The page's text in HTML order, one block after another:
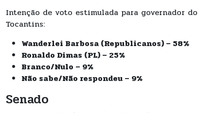
Intenção de voto estimulada para governador do
Tocantins:
Wanderlei Barbosa (Republicanos) – 58%
Ronaldo Dimas (PL) – 25%
Branco/Nulo – 9%
Não sabe/Não respondeu – 9%
Senado